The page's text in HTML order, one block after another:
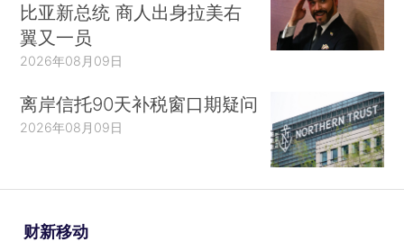
比亚新总统 商人出身拉美右
翼又一员
2026年08月09日
离岸信托90天补税窗口期疑问
2026年08月09日
财新移动